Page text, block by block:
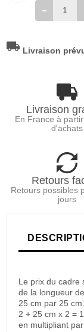
local_shipping Livraison
Livraison
En France à
d'achats
Retours
Retours possibles
jours
Le prix du cadre
de la longueur
25 cm par 25
2 + 25 cm x 2 =
en multipliant